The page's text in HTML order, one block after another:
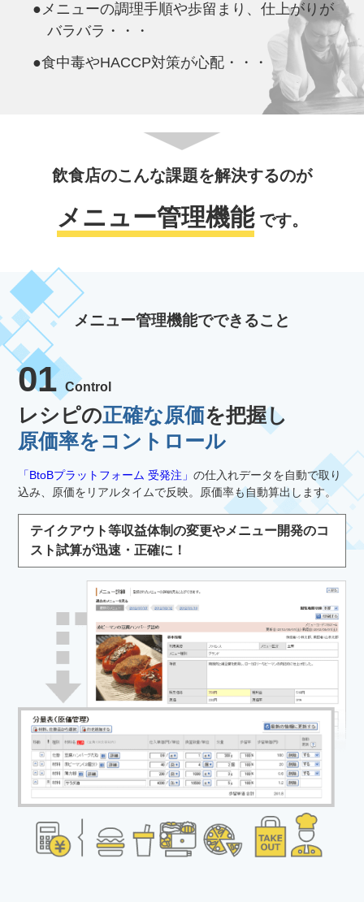
●メニューの調理手順や歩留まり、仕上がりが
バラバラ・・・
●食中毒やHACCP対策が心配・・・
飲食店のこんな課題を解決するのが
メニュー管理機能です。
メニュー管理機能でできること
01 Control
レシピの正確な原価を把握し
原価率をコントロール
「BtoBプラットフォーム 受発注」の仕入れデータを自動で取り
込み、原価をリアルタイムで反映。原価率も自動算出します。
テイクアウト等収益体制の変更やメニュー開発のコ
スト試算が迅速・正確に！